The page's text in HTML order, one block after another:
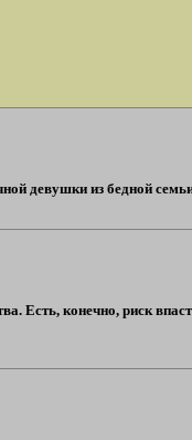
девушки из бедной
Есть, конечно, риск